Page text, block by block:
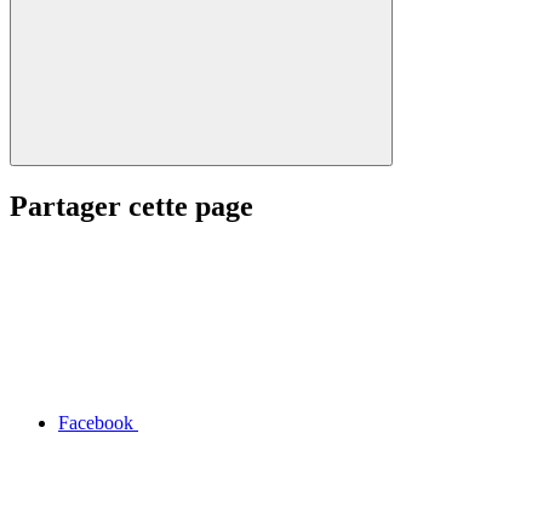
Partager cette page
Facebook